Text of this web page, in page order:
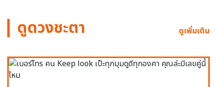
ดูดวงชะตา ดูเพิ่มเติม